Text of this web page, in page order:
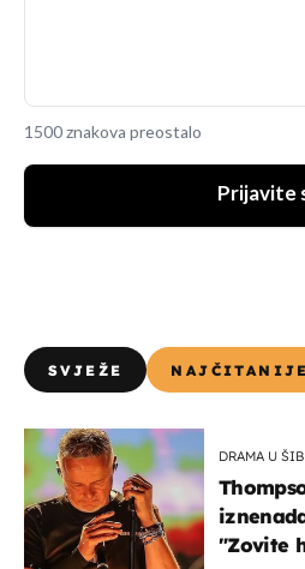
1500 znakova preostalo
Prijavite
SVJEŽE NAJČITANIJE
DRAMA U
"Zovite